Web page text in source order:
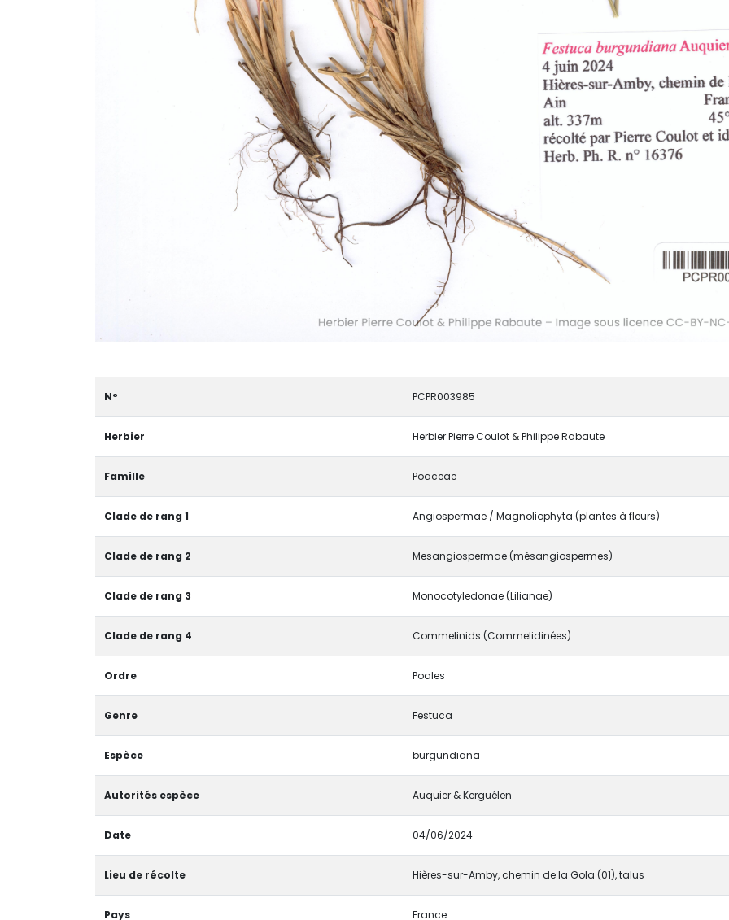
N° PCPR003985
Herbier Herbier Pierre Coulot & Philippe Rabaute
Famille Poaceae
Clade de rang 1 Angiospermae / Magnoliophyta (plantes à fleurs)
Clade de rang 2 Mesangiospermae (mésangiospermes)
Clade de rang 3 Monocotyledonae (Lilianae)
Clade de rang 4 Commelinids (Commelidinées)
Ordre Poales
Genre Festuca
Espèce burgundiana
Autorités espèce Auquier & Kerguélen
Date 04/06/2024
Lieu de récolte Hières-sur-Amby, chemin de la Gola (01), talus
Pays France